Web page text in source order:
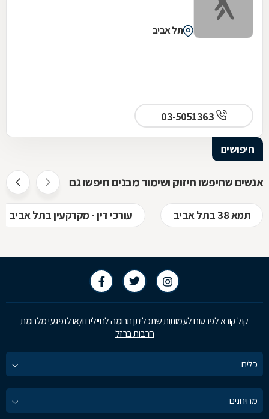
תל אביב
חיפושים
אנשים שחיפשו חיזוק ושימור מבנים חיפשו גם
תמא 38 בתל אביב עורכי דין - מקרקעין בתל אביב
קול קורא לפרסום לעמותות שתכליתן תרומה לחיילים ו/או לנפגעי מלחמת
חרבות ברזל
כלים
מחירונים